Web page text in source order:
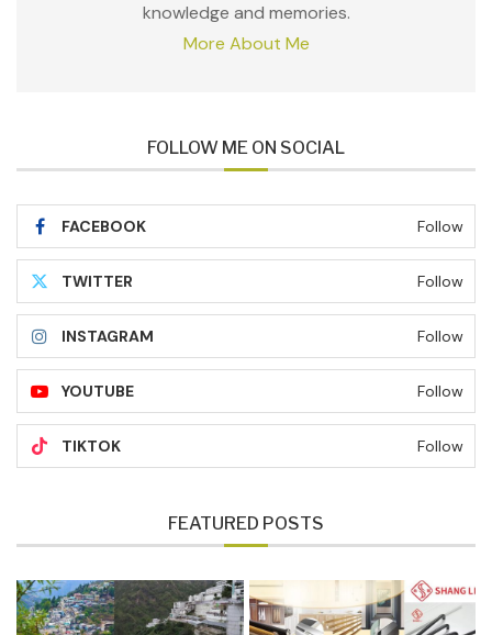
knowledge and memories.
More About Me
FOLLOW ME ON SOCIAL
FACEBOOK Follow
TWITTER Follow
INSTAGRAM Follow
YOUTUBE Follow
TIKTOK Follow
FEATURED POSTS